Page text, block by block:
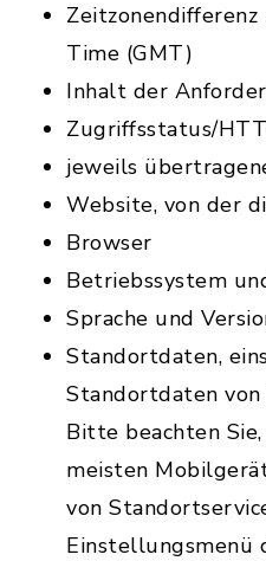
Zeitzonendifferenz
Time (GMT)
Inhalt der
Zugriffsstatus/
jeweils
Website, von der
Browser
Betriebssystem
Sprache und
Standortdaten,
Standortdaten
Bitte beachten
meisten
von
Einstellungsmenü